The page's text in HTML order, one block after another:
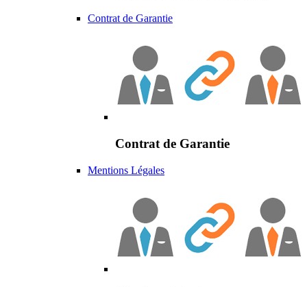
Contrat de Garantie
Contrat de Garantie
Mentions Légales